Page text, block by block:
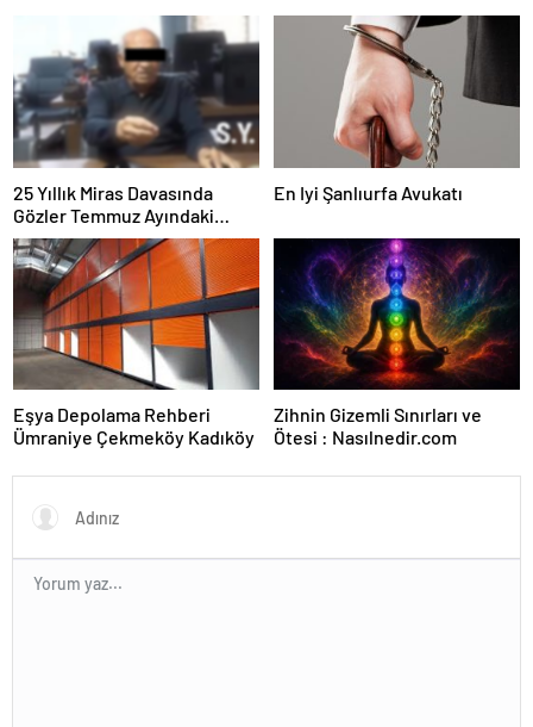
25 Yıllık Miras Davasında
Gözler Temmuz Ayındaki
Karar Duruşmasına Çevrildi
En Iyi Şanlıurfa Avukatı
Eşya Depolama Rehberi
Ümraniye Çekmeköy Kadıköy
Zihnin Gizemli Sınırları ve
Ötesi : Nasılnedir.com